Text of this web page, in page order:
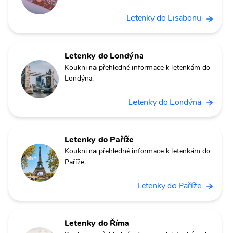
Letenky do Lisabonu
Letenky do Londýna
Koukni na přehledné informace k letenkám do
Londýna.
Letenky do Londýna
Letenky do Paříže
Koukni na přehledné informace k letenkám do
Paříže.
Letenky do Paříže
Letenky do Říma